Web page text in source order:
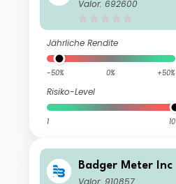
Valor: 692600
Jährliche Rendite
-50% 0% +50%
Risiko-Level
1 10
Badger Meter Inc
Valor: 910857